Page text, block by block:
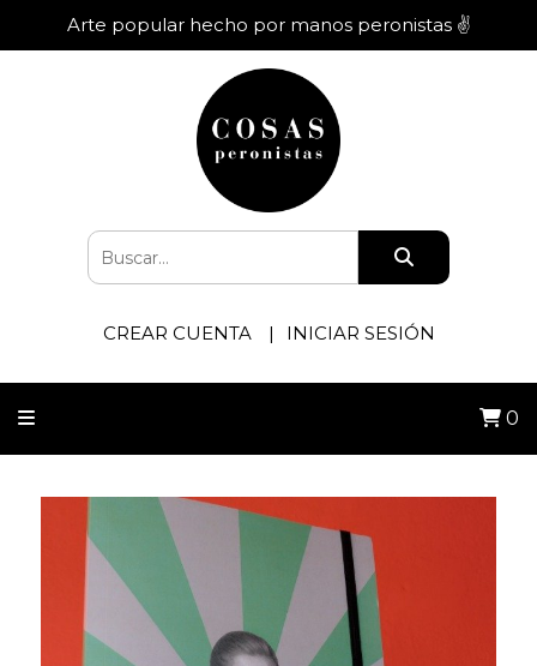
Arte popular hecho por manos peronistas ✌️
CREAR CUENTA INICIAR SESIÓN
0